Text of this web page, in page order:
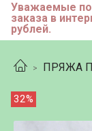
Уважаемые
заказа в
рублей.
ПРЯЖА
32%